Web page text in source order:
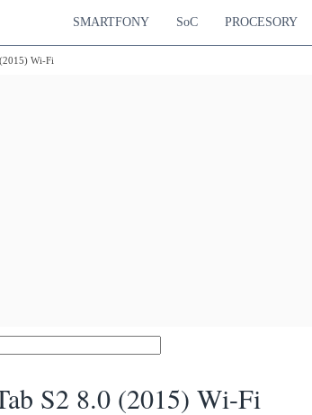
SMARTFONY SoC PROCESORY
Wi-Fi
S2 8.0 (2015) Wi-Fi